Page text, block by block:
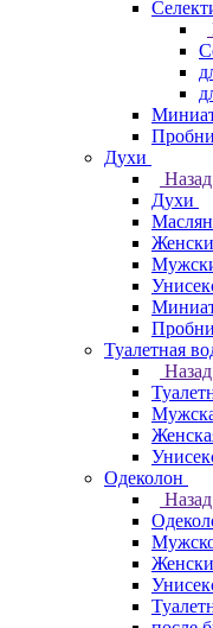
Духи
Назад
Духи
Туалетная
Назад
Одеколон
Назад